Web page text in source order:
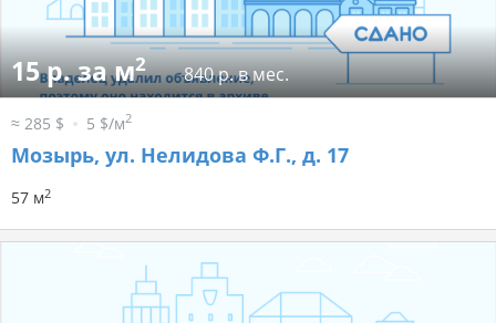
15 р. за м2 840 р. в мес.
≈ 285 $ 5 $/м2
Мозырь, ул. Нелидова Ф.Г., д. 17
57 м2